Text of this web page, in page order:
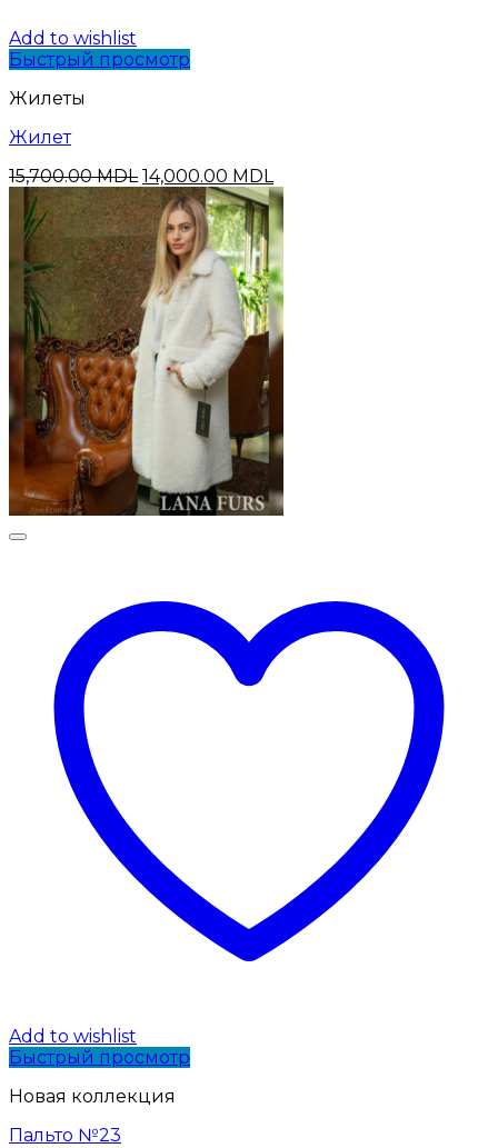
Add to wishlist
Быстрый просмотр
Жилеты
Жилет
15,700.00MDL Первоначальная
цена
составляла
15,700.00 MDL.
14,000.00 MDL
цена:
Add to wishlist
Быстрый просмотр
Новая коллекция
Пальто №23